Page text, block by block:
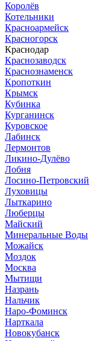
Королёв
Котельники
Красноармейск
Красногорск
Краснодар
Краснозаводск
Краснознаменск
Кропоткин
Крымск
Кубинка
Курганинск
Куровское
Лабинск
Лермонтов
Ликино-Дулёво
Лобня
Лосино-Петровский
Луховицы
Лыткарино
Люберцы
Майский
Минеральные Воды
Можайск
Моздок
Москва
Мытищи
Назрань
Нальчик
Наро-Фоминск
Нарткала
Новокубанск